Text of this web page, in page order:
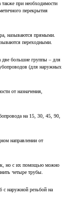
также при необходимости
перекрытия
называются прямыми.
переходными.
две большие группы – для
(для наружных
от назначения,
на 15, 30, 45, 90,
направлении от
но с их помощью можно
четыре трубы.
с наружной резьбой на